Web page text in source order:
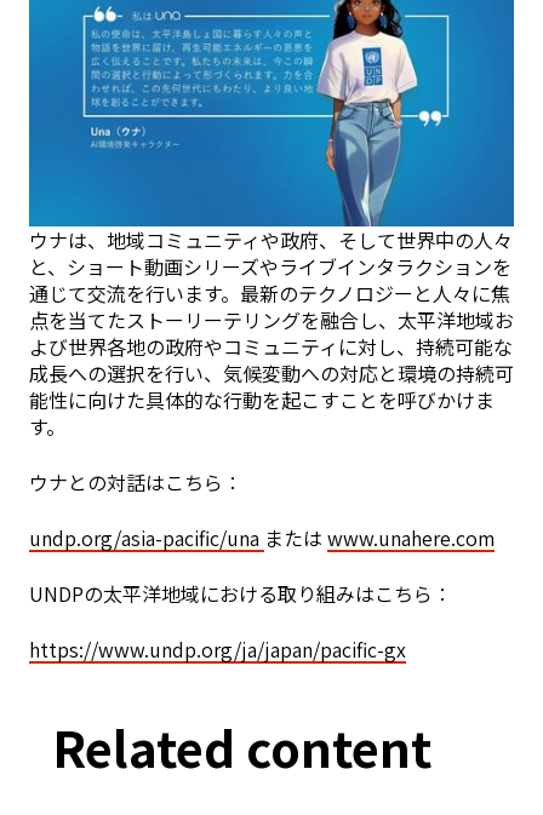
ウナは、地域コミュニティや政府、そして世界中の人々
と、ショート動画シリーズやライブインタラクションを
通じて交流を行います。最新のテクノロジーと人々に焦
点を当てたストーリーテリングを融合し、太平洋地域お
よび世界各地の政府やコミュニティに対し、持続可能な
成長への選択を行い、気候変動への対応と環境の持続可
能性に向けた具体的な行動を起こすことを呼びかけま
す。
ウナとの対話はこちら：
undp.org/asia-pacific/una または www.unahere.com
UNDPの太平洋地域における取り組みはこちら：
https://www.undp.org/ja/japan/pacific-gx
Related content